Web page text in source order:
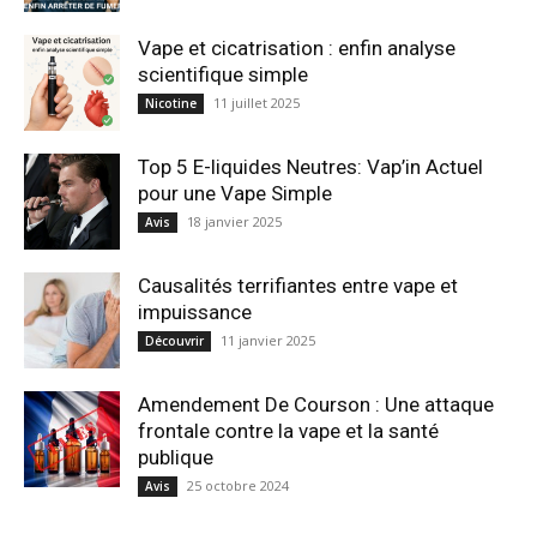
Vape et cicatrisation : enfin analyse
scientifique simple
Nicotine 11 juillet 2025
Top 5 E-liquides Neutres: Vap’in Actuel
pour une Vape Simple
Avis 18 janvier 2025
Causalités terrifiantes entre vape et
impuissance
Découvrir 11 janvier 2025
Amendement De Courson : Une attaque
frontale contre la vape et la santé
publique
Avis 25 octobre 2024